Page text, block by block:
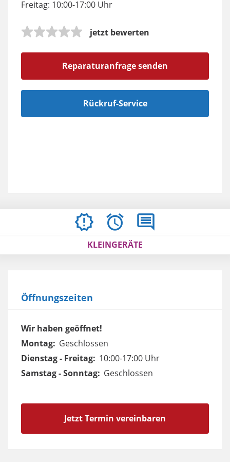
Freitag: 10:00-17:00 Uhr
jetzt bewerten
Reparaturanfrage senden
Rückruf-Service
ÖFFNUNGSZEITEN
BEWERTUNGEN
IMPRESSUM
AGBS
KLEINGERÄTE
Öffnungszeiten
Wir haben geöffnet!
Montag: Geschlossen
Dienstag - Freitag: 10:00-17:00 Uhr
Samstag - Sonntag: Geschlossen
Jetzt Termin vereinbaren